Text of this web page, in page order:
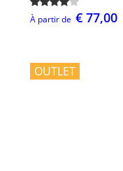
À partir de € 77,00
OUTLET